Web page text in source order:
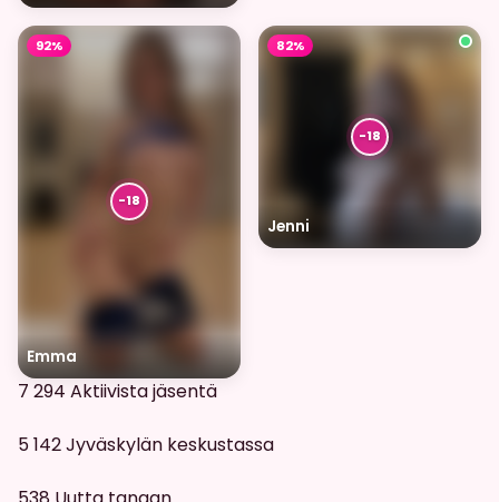
Emma
92%
Jenni
82%
7 294 Aktiivista jäsentä
5 142Jyväskylän keskustassa